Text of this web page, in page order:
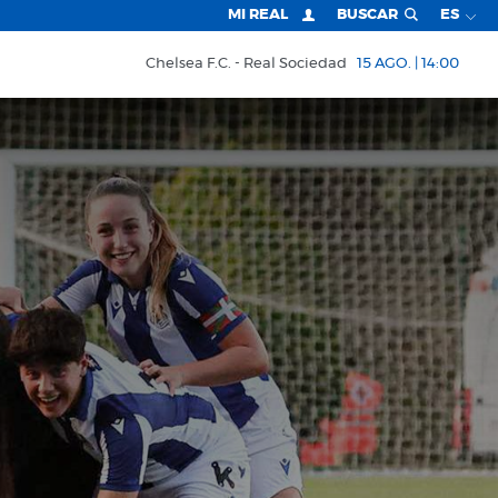
MI REAL BUSCAR ES
Chelsea F.C. Real Sociedad 15 AGO. | 14:00